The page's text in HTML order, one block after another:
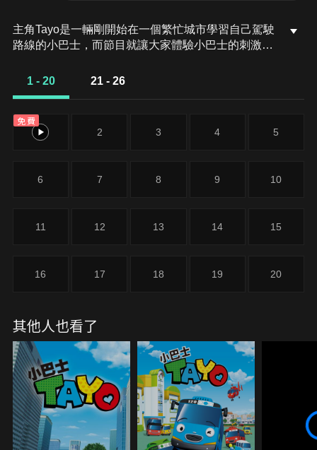
主角Tayo是一輛剛開始在一個繁忙城市學習自己駕駛
路線的小巴士，而節目就讓大家體驗小巴士的刺激旅
黃巴士妮妮等色彩繽紛紛的主角一起，透過 Tayo 的
1 - 20 21 - 26
免費
1 2 3 4 5
6 7 8 9 10
11 12 13 14 15
16 17 18 19 20
其他人也看了